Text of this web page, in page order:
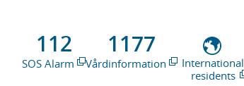
112
SOS Alarm
1177
Vårdinformation
International
residents